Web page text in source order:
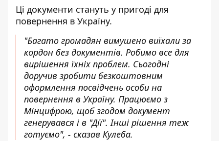
Ці документи стануть у пригоді для
повернення в Україну.
"Багато громадян вимушено виїхали за
кордон без документів. Робимо все для
вирішення їхніх проблем. Сьогодні
доручив зробити безкоштовним
оформлення посвідчень особи на
повернення в Україну. Працюємо з
Мінцифрою, щоб згодом документ
генерувався і в "Дії". Інші рішення теж
готуємо", - сказав Кулеба.